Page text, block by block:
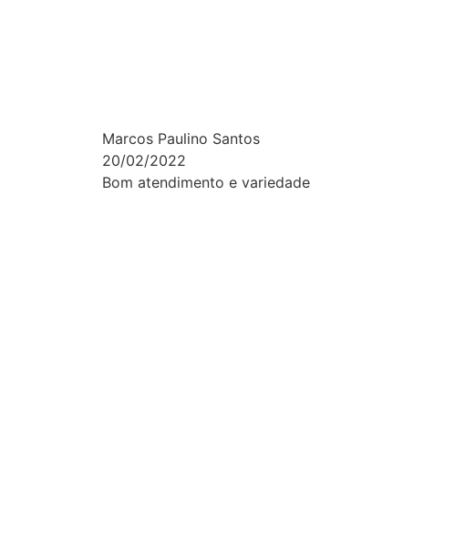
Marcos Paulino Santos
20/02/2022
Bom atendimento e variedade